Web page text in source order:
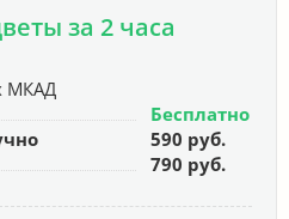
за 2 часа
МКАД
Бесплатно
590 руб.
790 руб.